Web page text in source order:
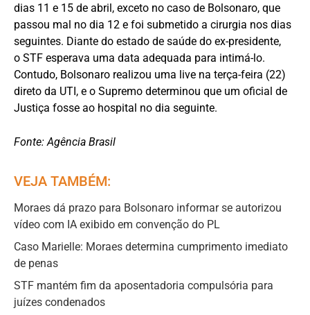
dias 11 e 15 de abril, exceto no caso de Bolsonaro, que
passou mal no dia 12 e foi submetido a cirurgia nos dias
seguintes. Diante do estado de saúde do ex-presidente,
o STF esperava uma data adequada para intimá-lo.
Contudo, Bolsonaro realizou uma live na terça-feira (22)
direto da UTI, e o Supremo determinou que um oficial de
Justiça fosse ao hospital no dia seguinte.
Fonte: Agência Brasil
VEJA TAMBÉM:
Moraes dá prazo para Bolsonaro informar se autorizou
vídeo com IA exibido em convenção do PL
Caso Marielle: Moraes determina cumprimento imediato
de penas
STF mantém fim da aposentadoria compulsória para
juízes condenados